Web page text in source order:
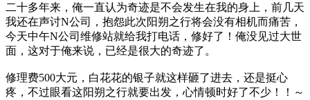
二十多年来，俺一直认为奇迹是不会发生在我的身上，前几天
我还在声讨N公司，抱怨此次阳朔之行将会没有相机而痛苦，
今天中午N公司维修站就给我打电话，修好了！俺没见过大世
面，这对于俺来说，已经是很大的奇迹了。
修理费500大元，白花花的银子就这样砸了进去，还是挺心
疼，不过眼看这阳朔之行就要出发，心情顿时好了不少！！～